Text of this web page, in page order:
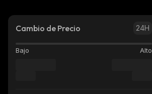
Cambio de Precio 24H
Bajo Alto